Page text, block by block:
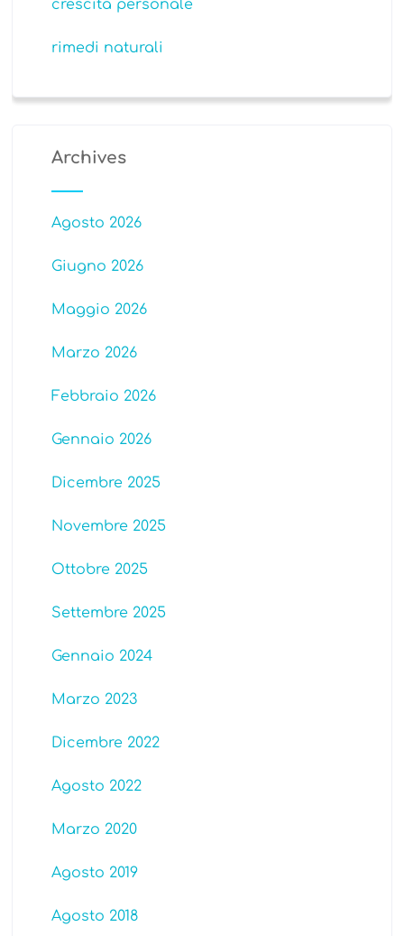
crescita personale
rimedi naturali
Archives
Agosto 2026
Giugno 2026
Maggio 2026
Marzo 2026
Febbraio 2026
Gennaio 2026
Dicembre 2025
Novembre 2025
Ottobre 2025
Settembre 2025
Gennaio 2024
Marzo 2023
Dicembre 2022
Agosto 2022
Marzo 2020
Agosto 2019
Agosto 2018